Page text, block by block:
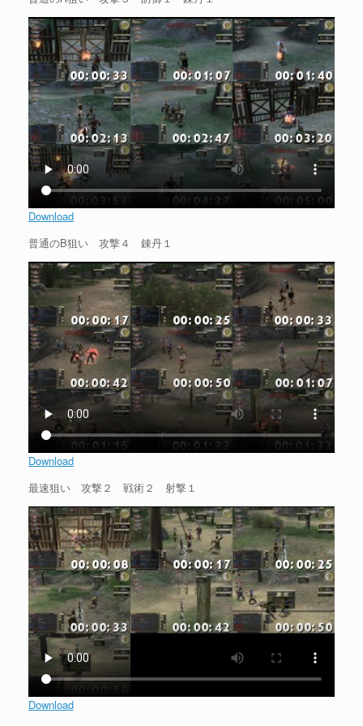
Download
普通のB狙い 攻撃４ 錬丹１
Download
最速狙い 攻撃２ 戦術２ 射撃１
Download